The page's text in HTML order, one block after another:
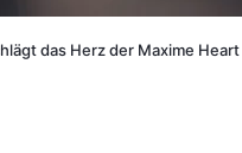
das Herz der Maxime